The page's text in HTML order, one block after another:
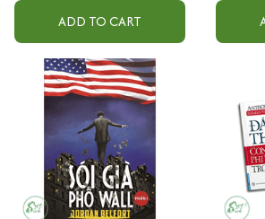
ADD TO CART